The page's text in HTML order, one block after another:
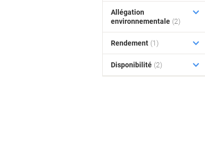
Allégation
environnementale (2)
Rendement (1)
Disponibilité (2)